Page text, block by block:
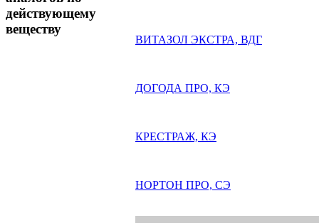
действующему
веществу
ВИТАЗОЛ ЭКСТРА, ВДГ
ДОГОДА ПРО, КЭ
КРЕСТРАЖ, КЭ
НОРТОН ПРО, СЭ